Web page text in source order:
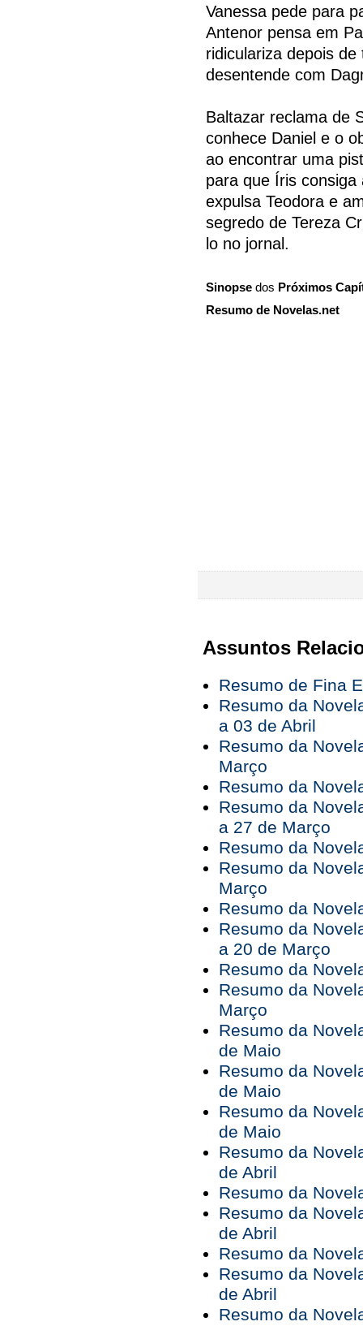
Vanessa pede para
Antenor pensa em
ridiculariza depois
desentende com
Baltazar reclama de
conhece Daniel e o
ao encontrar uma
para que Íris
expulsa Teodora e
segredo de Tereza
lo no jornal.
Sinopse dos Próximos
Resumo de Novelas.net
Assuntos
Resumo de Fina
Resumo da
a 03 de Abril
Resumo da
Março
Resumo da
Resumo da
a 27 de Março
Resumo da
Resumo da
Março
Resumo da
Resumo da
a 20 de Março
Resumo da
Resumo da
Março
Resumo da
de Maio
Resumo da
de Maio
Resumo da
de Maio
Resumo da
de Abril
Resumo da
Resumo da
de Abril
Resumo da
Resumo da
de Abril
Resumo da